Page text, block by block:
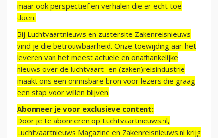
maar ook perspectief en verhalen die er echt toe
doen.
Bij Luchtvaartnieuws en zustersite Zakenreisnieuws
vind je die betrouwbaarheid. Onze toewijding aan het
leveren van het meest actuele en onafhankelijke
nieuws over de luchtvaart- en (zaken)reisindustrie
maakt ons een onmisbare bron voor lezers die graag
een stap voor willen blijven.
Abonneer je voor exclusieve content:
Door je te abonneren op Luchtvaartnieuws.nl,
Luchtvaartnieuws Magazine en Zakenreisnieuws.nl krijg